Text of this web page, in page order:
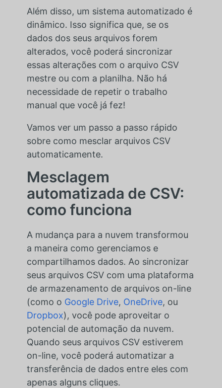
Além disso, um sistema automatizado é
dinâmico. Isso significa que, se os
dados dos seus arquivos forem
alterados, você poderá sincronizar
essas alterações com o arquivo CSV
mestre ou com a planilha. Não há
necessidade de repetir o trabalho
manual que você já fez!
Vamos ver um passo a passo rápido
sobre como mesclar arquivos CSV
automaticamente.
Mesclagem
automatizada de CSV:
como funciona
A mudança para a nuvem transformou
a maneira como gerenciamos e
compartilhamos dados. Ao sincronizar
seus arquivos CSV com uma plataforma
de armazenamento de arquivos on-line
(como o Google Drive, OneDrive, ou
Dropbox), você pode aproveitar o
potencial de automação da nuvem.
Quando seus arquivos CSV estiverem
on-line, você poderá automatizar a
transferência de dados entre eles com
apenas alguns cliques.